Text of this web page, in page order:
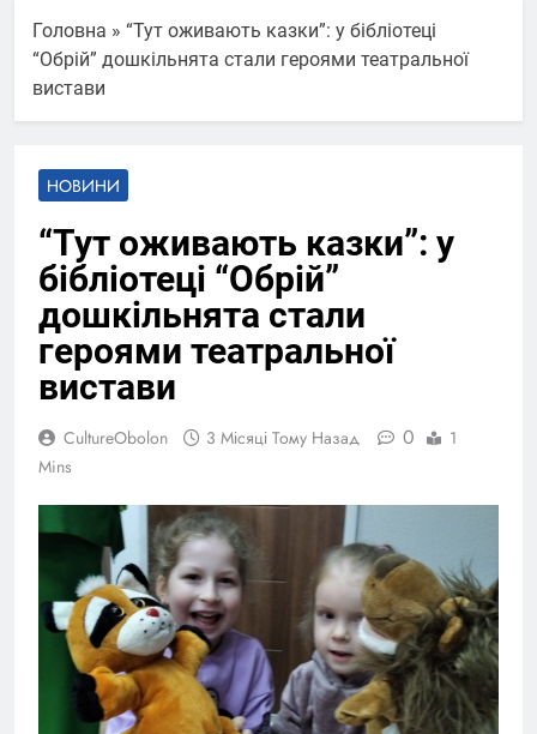
Головна » “Тут оживають казки”: у бібліотеці
“Обрій” дошкільнята стали героями театральної
вистави
НОВИНИ
“Тут оживають казки”: у
бібліотеці “Обрій”
дошкільнята стали
героями театральної
вистави
CultureObolon 3 Місяці Тому Назад 0
1
Mins